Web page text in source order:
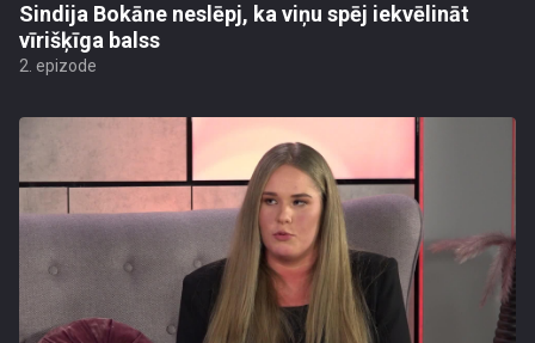
Sindija Bokāne neslēpj, ka viņu spēj iekvēlināt
vīrišķīga balss
2. epizode